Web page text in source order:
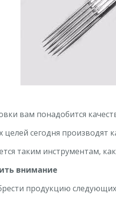
вам понадобится
сегодня производят
таким инструментам, как
внимание
продукцию